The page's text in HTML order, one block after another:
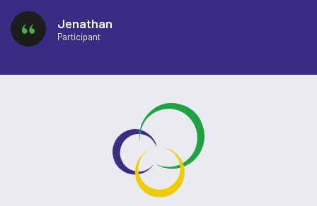
Jenathan
Participant